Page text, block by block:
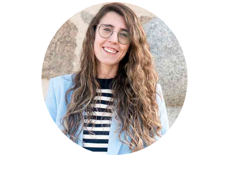
Castilla-La
Toledo
Ciudad Real
Albacete
Sanidad
Economía
Educación